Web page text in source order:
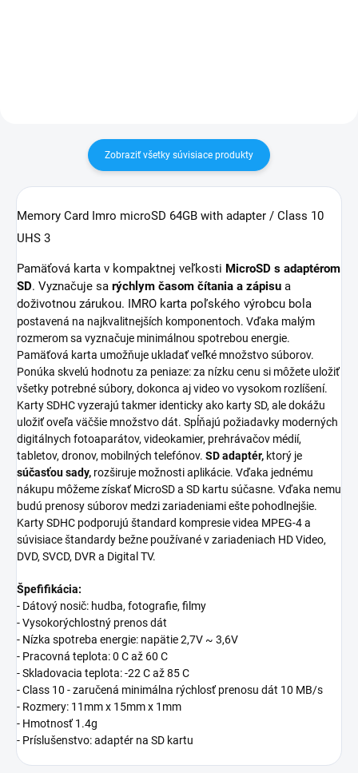
Zobraziť všetky súvisiace produkty
Memory Card Imro microSD 64GB with adapter / Class 10
UHS 3
Pamäťová karta v kompaktnej veľkosti MicroSD s adaptérom
SD. Vyznačuje sa rýchlym časom čítania a zápisu a
doživotnou zárukou. IMRO karta poľského výrobcu bola
postavená na najkvalitnejších komponentoch. Vďaka malým
rozmerom sa vyznačuje minimálnou spotrebou energie.
Pamäťová karta umožňuje ukladať veľké množstvo súborov.
Ponúka skvelú hodnotu za peniaze: za nízku cenu si môžete uložiť
všetky potrebné súbory, dokonca aj video vo vysokom rozlíšení.
Karty SDHC vyzerajú takmer identicky ako karty SD, ale dokážu
uložiť oveľa väčšie množstvo dát. Spĺňajú požiadavky moderných
digitálnych fotoaparátov, videokamier, prehrávačov médií,
tabletov, dronov, mobilných telefónov. SD adaptér, ktorý je
súčasťou sady, rozširuje možnosti aplikácie. Vďaka jednému
nákupu môžeme získať MicroSD a SD kartu súčasne. Vďaka nemu
budú prenosy súborov medzi zariadeniami ešte pohodlnejšie.
Karty SDHC podporujú štandard kompresie videa MPEG-4 a
súvisiace štandardy bežne používané v zariadeniach HD Video,
DVD, SVCD, DVR a Digital TV.
Špefifikácia:
- Dátový nosič: hudba, fotografie, filmy
- Vysokorýchlostný prenos dát
- Nízka spotreba energie: napätie 2,7V ~ 3,6V
- Pracovná teplota: 0 C až 60 C
- Skladovacia teplota: -22 C až 85 C
- Class 10 - zaručená minimálna rýchlosť prenosu dát 10 MB/s
- Rozmery: 11mm x 15mm x 1mm
- Hmotnosť 1.4g
- Príslušenstvo: adaptér na SD kartu